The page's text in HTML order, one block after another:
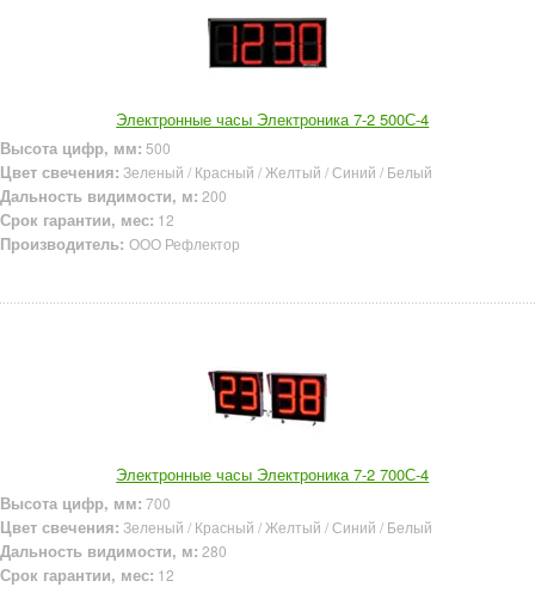
Электронные часы Электроника 7-2 500С-4
Высота цифр, мм: 500
Цвет свечения: Зеленый / Красный / Желтый / Синий / Белый
Дальность видимости, м: 200
Срок гарантии, мес: 12
Производитель: ООО Рефлектор
Электронные часы Электроника 7-2 700С-4
Высота цифр, мм: 700
Цвет свечения: Зеленый / Красный / Желтый / Синий / Белый
Дальность видимости, м: 280
Срок гарантии, мес: 12